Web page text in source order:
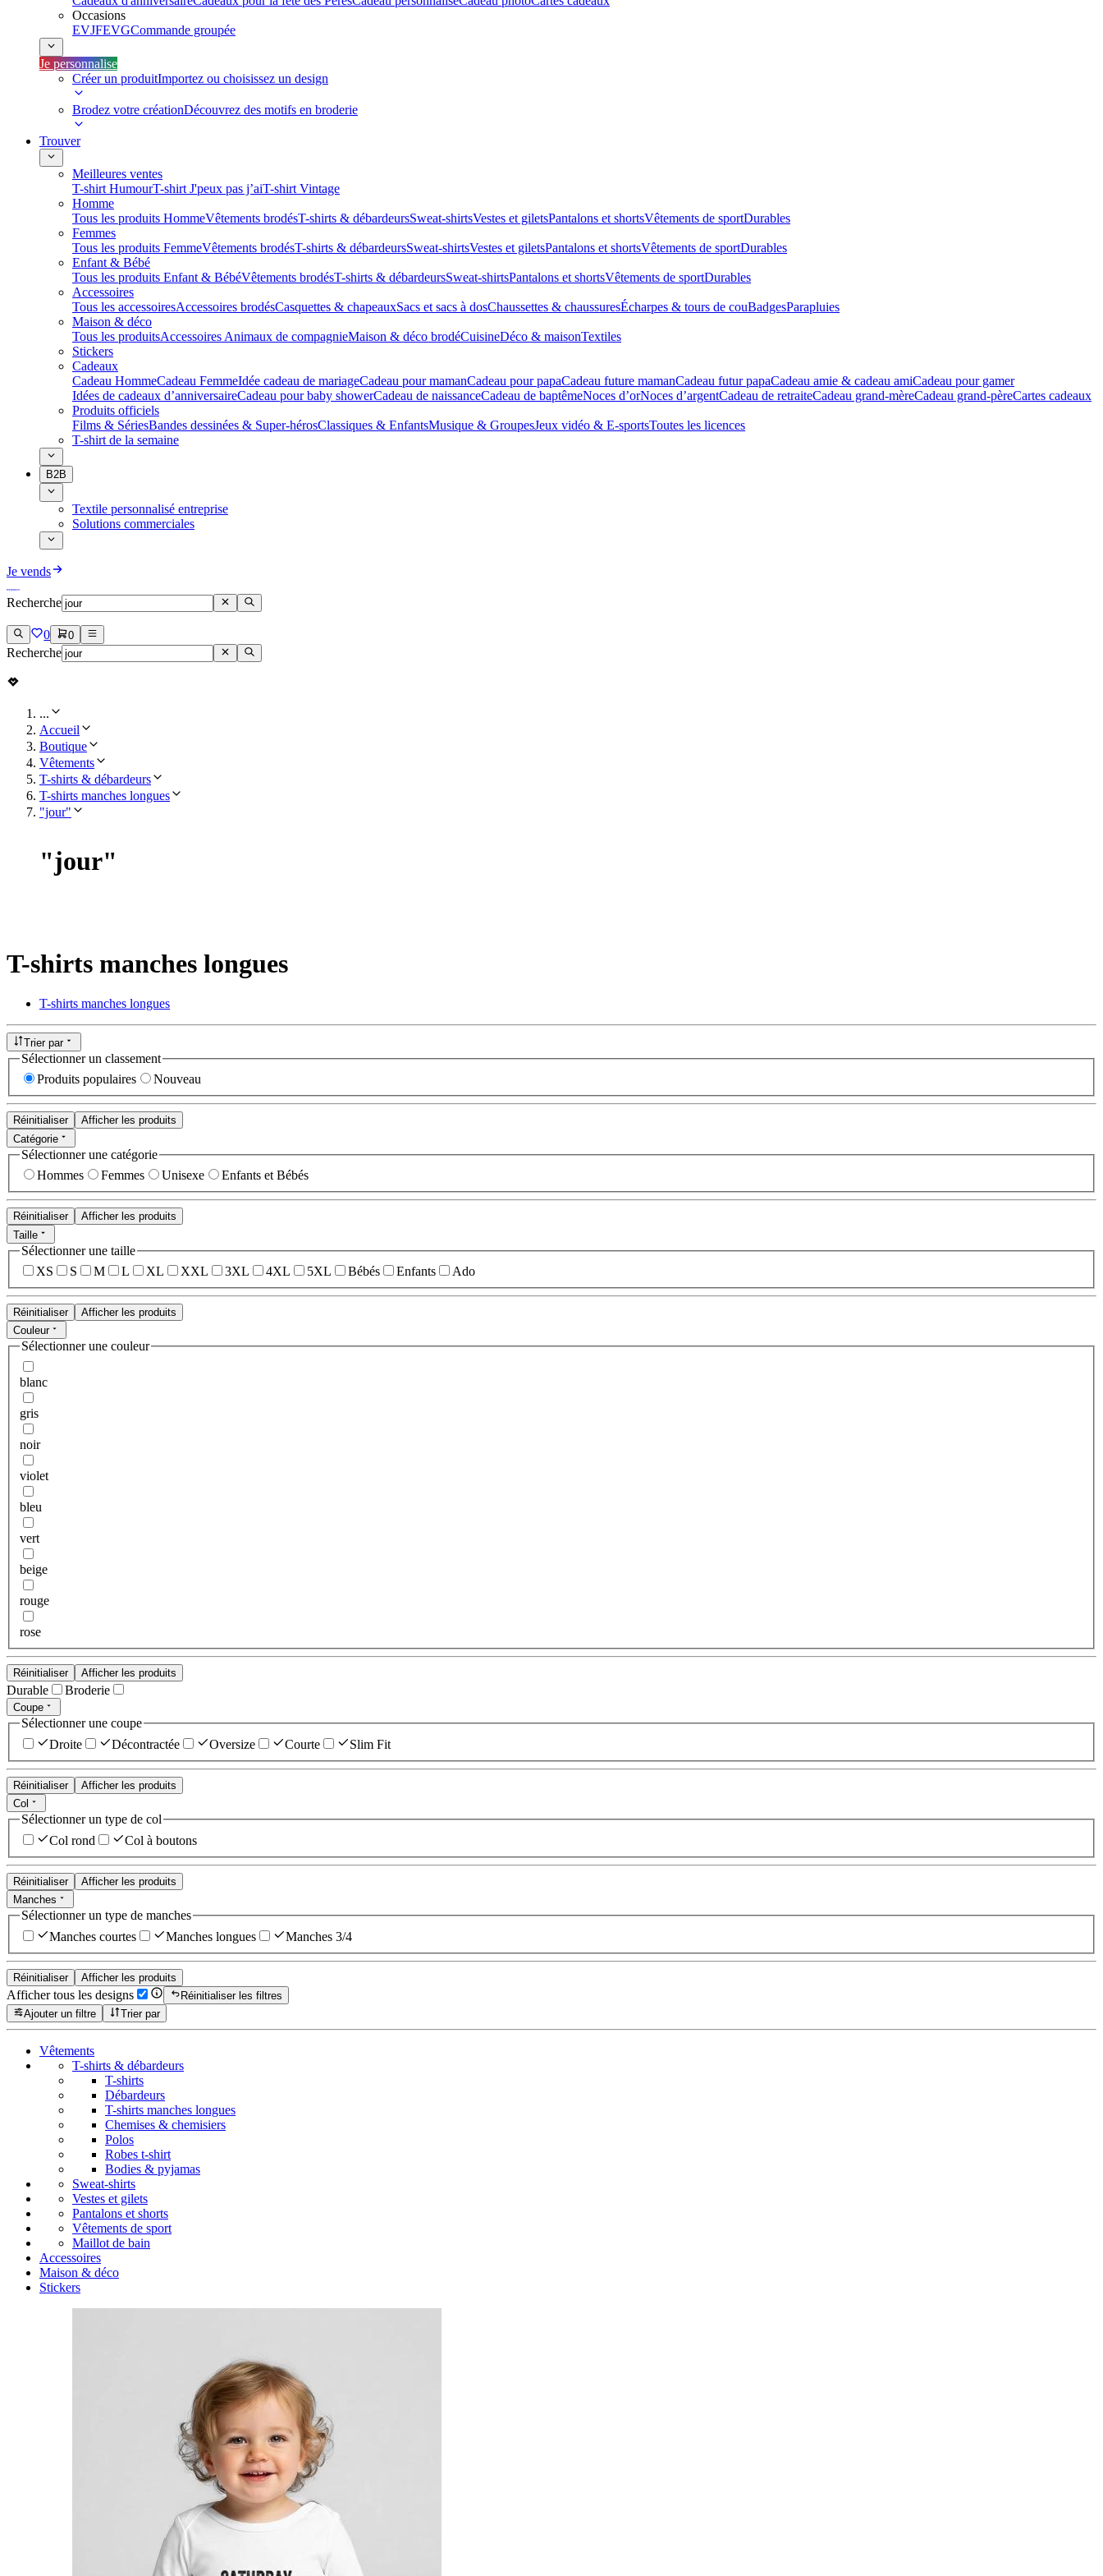
Occasions
EVJFEVGCommande groupée
Je personnalise
Créer un produitImportez ou choisissez un design
Brodez votre créationDécouvrez des motifs en broderie
Trouver
Meilleures ventes
T-shirt HumourT-shirt J'peux pas j’aiT-shirt Vintage
Homme
Tous les produits HommeVêtements brodésT-shirts & débardeursSweat-shirtsVestes et giletsPantalons et shortsVêtements de sportDurables
Femmes
Tous les produits FemmeVêtements brodésT-shirts & débardeursSweat-shirtsVestes et giletsPantalons et shortsVêtements de sportDurables
Enfant & Bébé
Tous les produits Enfant & BébéVêtements brodésT-shirts & débardeursSweat-shirtsPantalons et shortsVêtements de sportDurables
Accessoires
Tous les accessoiresAccessoires brodésCasquettes & chapeauxSacs et sacs à dosChaussettes & chaussuresÉcharpes & tours de couBadgesParapluies
Maison & déco
Tous les produitsAccessoires Animaux de compagnieMaison & déco brodéCuisineDéco & maisonTextiles
Stickers
Cadeaux
Cadeau HommeCadeau FemmeIdée cadeau de mariage​Cadeau pour mamanCadeau pour papaCadeau future mamanCadeau futur papaCadeau amie & cadeau amiCadeau pour gamer
Idées de cadeaux d’anniversaireCadeau pour baby showerCadeau de naissanceCadeau de baptêmeNoces d’orNoces d’argentCadeau de retraiteCadeau grand-mèreCadeau grand-pèreCartes cadeaux
Produits officiels
Films & SériesBandes dessinées & Super-hérosClassiques & EnfantsMusique & GroupesJeux vidéo & E-sportsToutes les licences
T-shirt de la semaine
B2B
Textile personnalisé entreprise
Solutions commerciales
Je vends
Recherche
0 0
Recherche
...
Accueil
Boutique
Vêtements
T-shirts & débardeurs
T-shirts manches longues
"jour"
"jour"
T-shirts manches longues
T-shirts manches longues
Trier par
Sélectionner un classement
Produits populaires
Nouveau
Réinitialiser
Afficher les produits
Catégorie
Sélectionner une catégorie
Hommes
Femmes Unisexe Enfants et Bébés
Réinitialiser
Afficher les produits
Taille
Sélectionner une taille
XS
S M L XL XXL 3XL 4XL 5XL Bébés Enfants Ado
Réinitialiser
Afficher les produits
Couleur
Sélectionner une couleur
blanc
gris
noir
violet
bleu
vert
beige
rouge
rose
Réinitialiser Afficher les produits
Durable Broderie
Coupe
Sélectionner une coupe
Droite
Décontractée Oversize Courte Slim Fit
Réinitialiser
Afficher les produits
Col
Sélectionner un type de col
Col rond
Col à boutons
Réinitialiser
Afficher les produits
Manches
Sélectionner un type de manches
Manches courtes
Manches longues Manches 3/4
Réinitialiser Afficher les produits
Afficher tous les designs
Réinitialiser les filtres
Ajouter un filtre
Trier par
Vêtements
T-shirts & débardeurs
T-shirts
Débardeurs
T-shirts manches longues
Chemises & chemisiers
Polos
Robes t-shirt
Bodies & pyjamas
Sweat-shirts
Vestes et gilets
Pantalons et shorts
Vêtements de sport
Maillot de bain
Accessoires
Maison & déco
Stickers